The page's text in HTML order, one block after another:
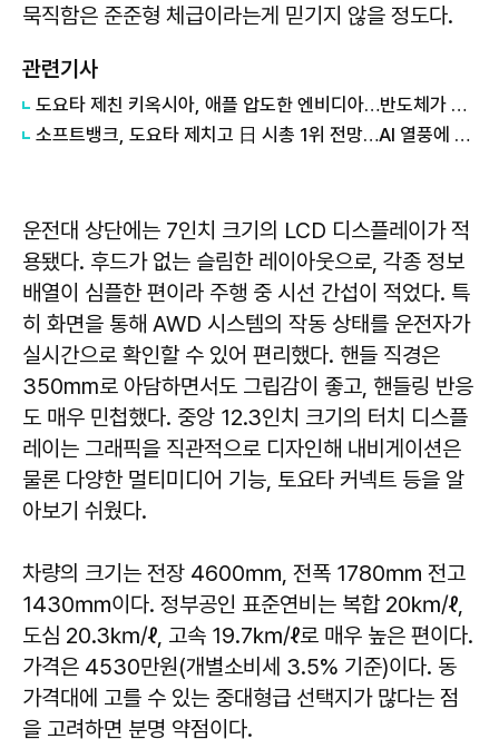
묵직함은 준준형 체급이라는게 믿기지 않을 정도다.
관련기사
도요타 제친 키옥시아, 애플 압도한 엔비디아…반도체가 재편한 '韓·美·日' 시총지도
소프트뱅크, 도요타 제치고 日 시총 1위 전망…AI 열풍에 주가 급등
운전대 상단에는 7인치 크기의 LCD 디스플레이가 적
용됐다. 후드가 없는 슬림한 레이아웃으로, 각종 정보
배열이 심플한 편이라 주행 중 시선 간섭이 적었다. 특
히 화면을 통해 AWD 시스템의 작동 상태를 운전자가
실시간으로 확인할 수 있어 편리했다. 핸들 직경은
350mm로 아담하면서도 그립감이 좋고, 핸들링 반응
도 매우 민첩했다. 중앙 12.3인치 크기의 터치 디스플
레이는 그래픽을 직관적으로 디자인해 내비게이션은
물론 다양한 멀티미디어 기능, 토요타 커넥트 등을 알
아보기 쉬웠다.
차량의 크기는 전장 4600㎜, 전폭 1780㎜ 전고
1430㎜이다. 정부공인 표준연비는 복합 20㎞/ℓ,
도심 20.3㎞/ℓ, 고속 19.7㎞/ℓ로 매우 높은 편이다.
가격은 4530만원(개별소비세 3.5% 기준)이다. 동
가격대에 고를 수 있는 중대형급 선택지가 많다는 점
을 고려하면 분명 약점이다.